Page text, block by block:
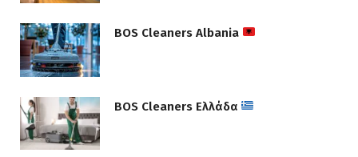
BOS Cleaners Albania
BOS Cleaners Ελλάδα